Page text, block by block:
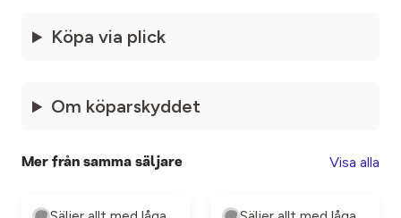
Köpa via plick
Om köparskyddet
Mer från samma säljare Visa alla